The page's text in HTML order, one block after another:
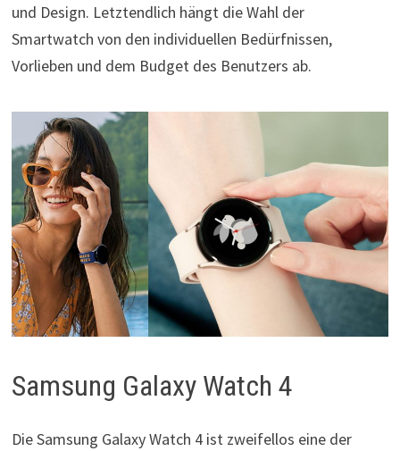
und Design. Letztendlich hängt die Wahl der
Smartwatch von den individuellen Bedürfnissen,
Vorlieben und dem Budget des Benutzers ab.
Samsung Galaxy Watch 4
Die Samsung Galaxy Watch 4 ist zweifellos eine der